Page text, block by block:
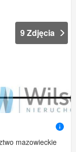
9 Zdjęcia
mazowieckie